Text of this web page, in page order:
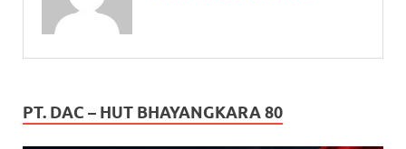
PT. DAC – HUT BHAYANGKARA 80